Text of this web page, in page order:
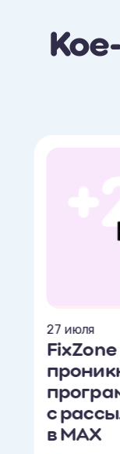
27 июля
FixZone
с
в MAX